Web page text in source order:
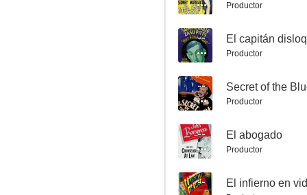
Estigma liberador
Productor
-- El capitán
Productor
-- Secret of the
Productor
-- El abogado
Productor
-- El infierno en